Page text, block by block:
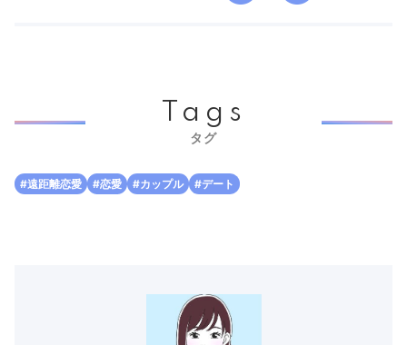
Tags
タグ
#遠距離恋愛 #恋愛 #カップル #デート